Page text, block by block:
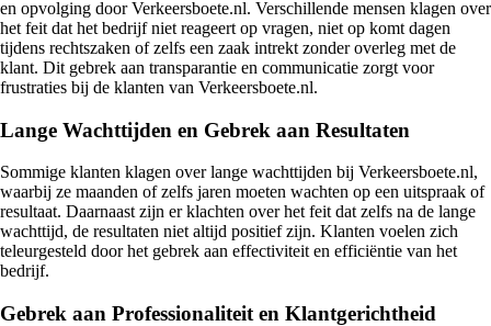
en opvolging door Verkeersboete.nl. Verschillende mensen klagen over
het feit dat het bedrijf niet reageert op vragen, niet op komt dagen
tijdens rechtszaken of zelfs een zaak intrekt zonder overleg met de
klant. Dit gebrek aan transparantie en communicatie zorgt voor
frustraties bij de klanten van Verkeersboete.nl.
Lange Wachttijden en Gebrek aan Resultaten
Sommige klanten klagen over lange wachttijden bij Verkeersboete.nl,
waarbij ze maanden of zelfs jaren moeten wachten op een uitspraak of
resultaat. Daarnaast zijn er klachten over het feit dat zelfs na de lange
wachttijd, de resultaten niet altijd positief zijn. Klanten voelen zich
teleurgesteld door het gebrek aan effectiviteit en efficiëntie van het
bedrijf.
Gebrek aan Professionaliteit en Klantgerichtheid